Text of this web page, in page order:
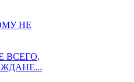
НЕ
ВСЕГО,